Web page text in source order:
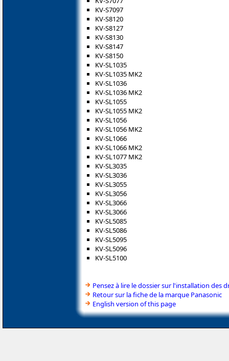
KV-S7097
KV-S8120
KV-S8127
KV-S8130
KV-S8147
KV-S8150
KV-SL1035
KV-SL1035 MK2
KV-SL1036
KV-SL1036 MK2
KV-SL1055
KV-SL1055 MK2
KV-SL1056
KV-SL1056 MK2
KV-SL1066
KV-SL1066 MK2
KV-SL1077 MK2
KV-SL3035
KV-SL3036
KV-SL3055
KV-SL3056
KV-SL3066
KV-SL3066
KV-SL5085
KV-SL5086
KV-SL5095
KV-SL5096
KV-SL5100
Pensez à lire le dossier sur l'installation des
Retour sur la fiche de la marque Panasonic
English version of this page